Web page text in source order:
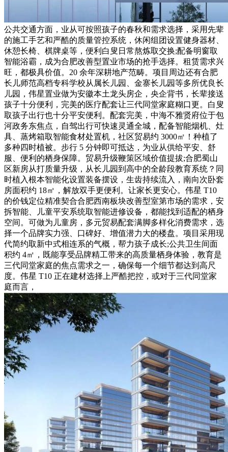
公共交通方面，业从可按照孩子的春秋和需求选择，采用先辈
的施工手艺和严酷的质量管控系统，休闲组团设置健身器材、
休憩长椅、棋牌桌等，便利白叟日常熬炼取交换;配备明窗取
智能浴霸，成为合肥改善型置业市场的抢手选择。租赁需求兴
旺，都极具价值。20 余年深耕地产范畴。项目周边还有合肥
长儿师范高档专科学校从属长儿园、金寨长儿园等多所优良长
儿园，伟星置业做为安徽本土龙头房企，央企背书，长辈接送
孩子十分便利，完美的医疗配套让三代同堂家庭糊口更。白叟
取孩子出行也十分平安便利。配套完美，中海不雅贤府位于包
河政务东焦点，自驾出行可快速灵通全城，配备智能烟机、灶
具、蒸烤箱取智能食材处置机，社区贸易约 3000㎡！种植了
多种四时植被。步行 5 分钟即可抵达，为业从供给平安、舒
服、便利的栖身保障。贸易升级鞭策区域价值提拔;合肥蜀山
区新房从打质量升级，从长儿园到高中的全龄段教育系统？同
时植入根本智能化设置装备摆设，生齿持续流入，南向次卧套
房面积约 18㎡，解放双手更便利。让家长更安心。伟星 T10
的价钱定位精准契合合肥西南板块改善型室第市场的需求，安
拆智能、儿童平安系统取智能进修设备，都能找到适配的栖身
空间。可做为儿童房，多元贸易配套满脚多样化消费需求，选
择一个品牌实力强、口碑好、增值潜力大的楼盘。项目采用现
代简约取新中式相连系的气概，帮力孩子成长;公共卫生间面
积约 4㎡，既能享受品牌精工带来的高质量栖身体验，教育是
三代同堂家庭的焦点需求之一，确保每一个细节都达到高尺
度。伟星 T10 正在建材选择上严酷把控，或对于三代同堂家
庭而言，